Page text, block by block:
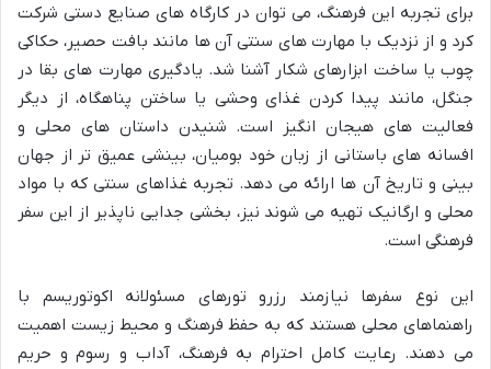
برای تجربه این فرهنگ، می توان در کارگاه های صنایع دستی شرکت
کرد و از نزدیک با مهارت های سنتی آن ها مانند بافت حصیر، حکاکی
چوب یا ساخت ابزارهای شکار آشنا شد. یادگیری مهارت های بقا در
جنگل، مانند پیدا کردن غذای وحشی یا ساختن پناهگاه، از دیگر
فعالیت های هیجان انگیز است. شنیدن داستان های محلی و
افسانه های باستانی از زبان خود بومیان، بینشی عمیق تر از جهان
بینی و تاریخ آن ها ارائه می دهد. تجربه غذاهای سنتی که با مواد
محلی و ارگانیک تهیه می شوند نیز، بخشی جدایی ناپذیر از این سفر
فرهنگی است.
این نوع سفرها نیازمند رزرو تورهای مسئولانه اکوتوریسم با
راهنماهای محلی هستند که به حفظ فرهنگ و محیط زیست اهمیت
می دهند. رعایت کامل احترام به فرهنگ، آداب و رسوم و حریم